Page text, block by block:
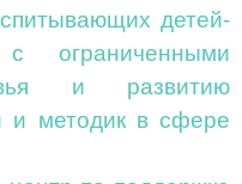
детей-
ограниченными
и развитию
и методик в сфере